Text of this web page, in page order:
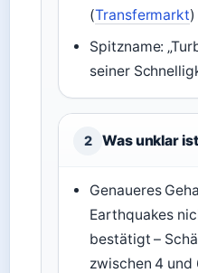
(Transfermarkt)
Spitzname:
seiner
2 Was unklar ist
Genaueres
Earthquakes
bestätigt –
zwischen 4 und